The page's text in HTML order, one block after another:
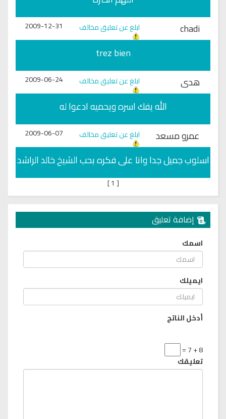
chadi
ابلغ عن تعليق مخالف 2009-12-31
trez bien
هدى
ابلغ عن تعليق مخالف 2009-06-24
الله يفك اسره ويحميه ادعوا له
عمرو مسعد
ابلغ عن تعليق مخالف 2009-06-07
اسلوب جميل جدا وانا على فكره بحب الشيخ خالد الراشد
[
]
إضافة تعليق
اسمك
ايميلك
أدخل الناتج
8 + 7 =
تعليقك